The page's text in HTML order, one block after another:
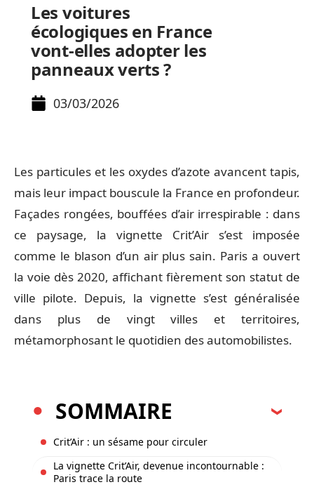
Les voitures
écologiques en France
vont-elles adopter les
panneaux verts ?
03/03/2026
Les particules et les oxydes d’azote avancent tapis,
mais leur impact bouscule la France en profondeur.
Façades rongées, bouffées d’air irrespirable : dans
ce paysage, la vignette Crit’Air s’est imposée
comme le blason d’un air plus sain. Paris a ouvert
la voie dès 2020, affichant fièrement son statut de
ville pilote. Depuis, la vignette s’est généralisée
dans plus de vingt villes et territoires,
métamorphosant le quotidien des automobilistes.
SOMMAIRE
Crit’Air : un sésame pour circuler
La vignette Crit’Air, devenue incontournable :
Paris trace la route